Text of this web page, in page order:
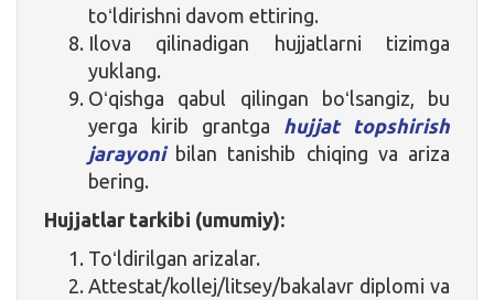
toʻldirishni davom ettiring.
Ilova qilinadigan hujjatlarni tizimga
yuklang.
Oʻqishga qabul qilingan boʻlsangiz, bu
yerga kirib grantga hujjat topshirish
jarayonibilan tanishib chiqing va ariza
bering.
Hujjatlar tarkibi (umumiy):
Toʻldirilgan arizalar.
Attestat/kollej/litsey/bakalavr diplomi va